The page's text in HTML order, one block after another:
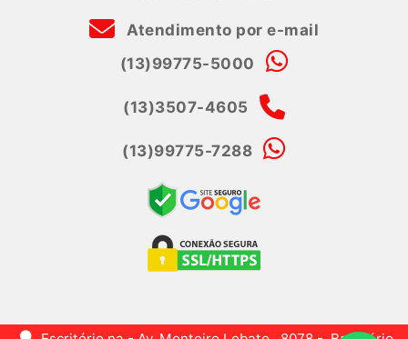
Atendimento por e-mail
(13)99775-5000
(13)3507-4605
(13)99775-7288